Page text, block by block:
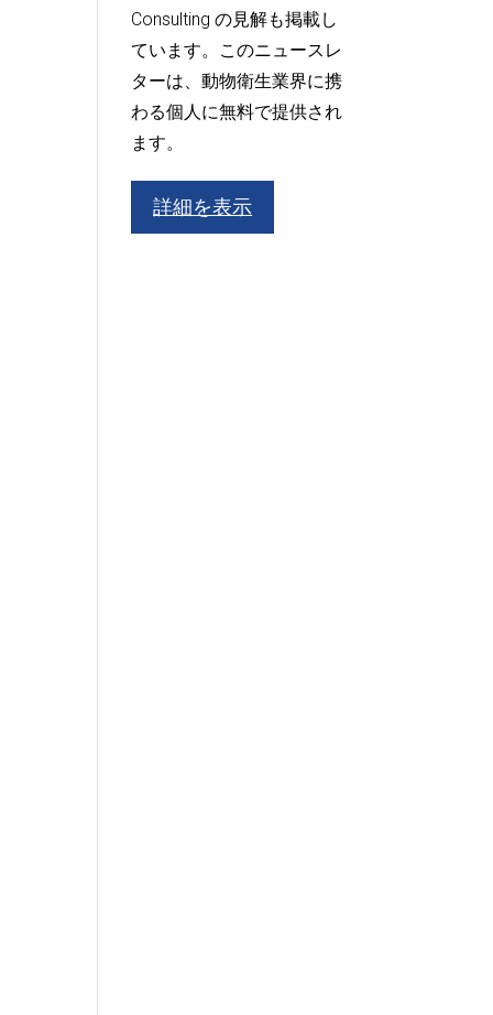
Consulting の見解も掲載し
ています。このニュースレ
ターは、動物衛生業界に携
わる個人に無料で提供され
ます。
詳細を表示